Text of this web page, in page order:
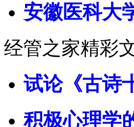
安徽医科大
经管之家精彩
试论《古诗
积极心理学